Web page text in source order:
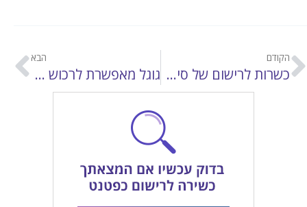
הקודם
כשרות לרישום של סימני מסחר
הבא
גוגל מאפשרת לרכוש מילים המוגנות בסימני מסחר לצורך פרסומת